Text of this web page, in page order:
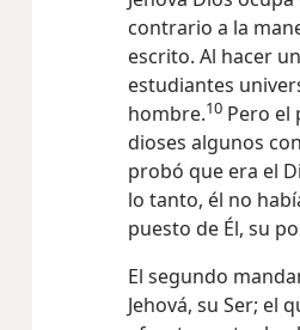
contrario a la
escrito. Al hacer
estudiantes
hombre.10 Pero el
dioses algunos
probó que era el
lo tanto, él no
puesto de Él, su
El segundo
Jehová, su Ser; el